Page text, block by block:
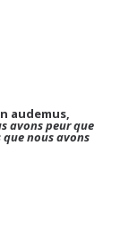
audemus,
avons peur que
que nous avons